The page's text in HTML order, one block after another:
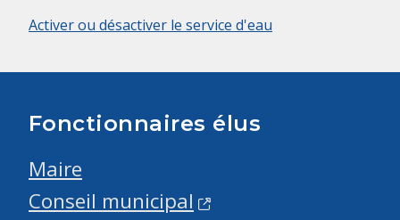
Activer ou désactiver le service d'eau
Fonctionnaires élus
Maire
Conseil municipal